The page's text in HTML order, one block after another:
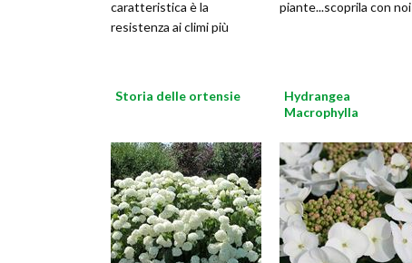
caratteristica è la
resistenza ai climi più
piante...scoprila con noi
Storia delle ortensie
Hydrangea
Macrophylla